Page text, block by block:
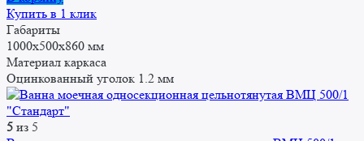
составляла
13
553 ₽.
Купить в 1 клик
Габариты
1000x500x860 мм
Материал каркаса
Оцинкованный уголок 1.2 мм
5 из 5